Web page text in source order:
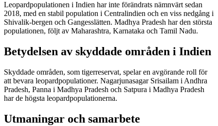
Leopardpopulationen i Indien har inte förändrats nämnvärt sedan
2018, med en stabil population i Centralindien och en viss nedgång i
Shivalik-bergen och Gangesslätten. Madhya Pradesh har den största
populationen, följt av Maharashtra, Karnataka och Tamil Nadu.
Betydelsen av skyddade områden i Indien
Skyddade områden, som tigerreservat, spelar en avgörande roll för
att bevara leopardpopulationer. Nagarjunasagar Srisailam i Andhra
Pradesh, Panna i Madhya Pradesh och Satpura i Madhya Pradesh
har de högsta leopardpopulationerna.
Utmaningar och samarbete